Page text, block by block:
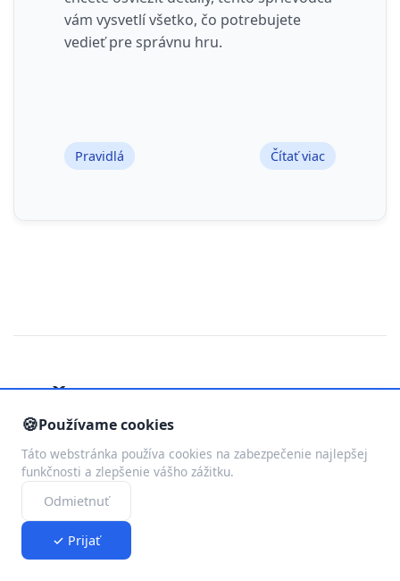
vám vysvetlí všetko, čo potrebujete
vedieť pre správnu hru.
Pravidlá Čítať viac
Často kladené otázky
Koľko stojí individuálny badmintonový
tréning?
Cena individuálneho tréningu sa pohybuje od
🍪Používame cookies
Táto webstránka používa cookies na zabezpečenie najlepšej
funkčnosti a zlepšenie vášho zážitku.
Odmietnuť
✓ Prijať